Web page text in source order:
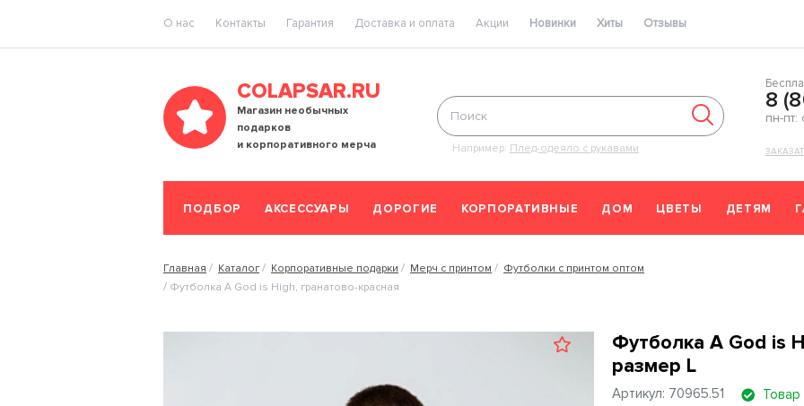
O нас Контакты Гарантия Доставка и оплата Акции Новинки Хиты Отзывы
COLAPSAR.RU
Магазин необычных
подарков
и корпоративного мерча
Например: Плед-одеяло с рукавами
8
пн-пт:
ПОДБОР АКСЕССУАРЫ ДОРОГИЕ КОРПОРАТИВНЫЕ ДОМ ЦВЕТЫ ДЕТЯМ
Главная Каталог Корпоративные подарки Мерч с принтом
Футболки с принтом оптом
Футболка A God is High, гранатово-красная
Футболка A God is
размер L
Артикул: 70965.51 Товар